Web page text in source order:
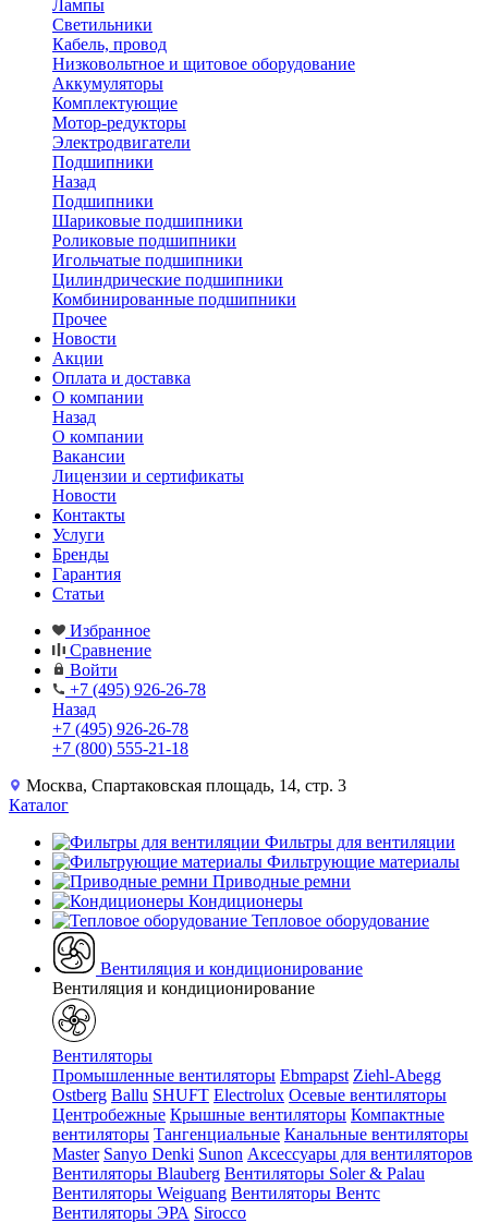
Лампы
Светильники
Кабель, провод
Низковольтное и щитовое оборудование
Аккумуляторы
Комплектующие
Мотор-редукторы
Электродвигатели
Подшипники
Назад
Подшипники
Шариковые подшипники
Роликовые подшипники
Игольчатые подшипники
Цилиндрические подшипники
Комбинированные подшипники
Прочее
Новости
Акции
Оплата и доставка
О компании
Назад
О компании
Вакансии
Лицензии и сертификаты
Новости
Контакты
Услуги
Бренды
Гарантия
Статьи
Избранное
Сравнение
Войти
+7 (495) 926-26-78
Назад
+7 (495) 926-26-78
+7 (800) 555-21-18
Москва, Спартаковская площадь, 14, стр. 3
Каталог
Фильтры для вентиляции
Фильтрующие материалы
Приводные ремни
Кондиционеры
Тепловое оборудование
Вентиляция и кондиционирование
Вентиляция и кондиционирование
Вентиляторы
Промышленные вентиляторы Ebmpapst Ziehl-Abegg
Ostberg Ballu SHUFT Electrolux Осевые вентиляторы
Центробежные Крышные вентиляторы Компактные
вентиляторы Тангенциальные Канальные вентиляторы
Master Sanyo Denki Sunon Аксессуары для вентиляторов
Вентиляторы Blauberg Вентиляторы Soler & Palau
Вентиляторы Weiguang Вентиляторы Вентс
Вентиляторы ЭРА Sirocco